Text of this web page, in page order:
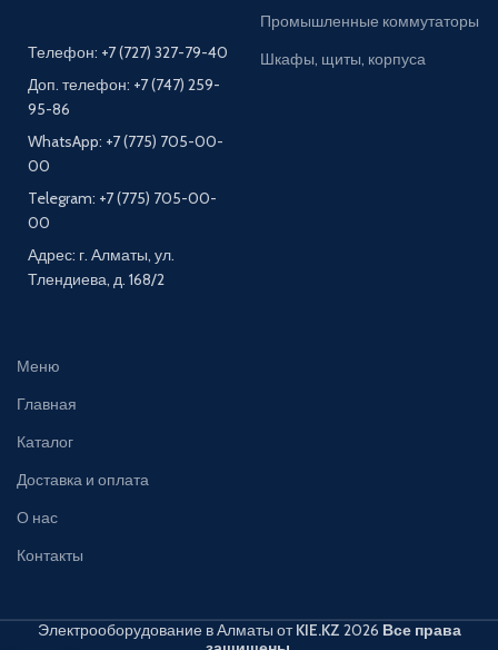
Телефон: +7 (727) 327-79-40
Доп. телефон: +7 (747) 259-
95-86
WhatsApp: +7 (775) 705-00-
00
Telegram: +7 (775) 705-00-
00
Адрес: г. Алматы, ул.
Тлендиева, д. 168/2
Промышленные коммутаторы
Шкафы, щиты, корпуса
Меню
Главная
Каталог
Доставка и оплата
О нас
Контакты
Электрооборудование в Алматы отKIE.KZ 2026 Все права